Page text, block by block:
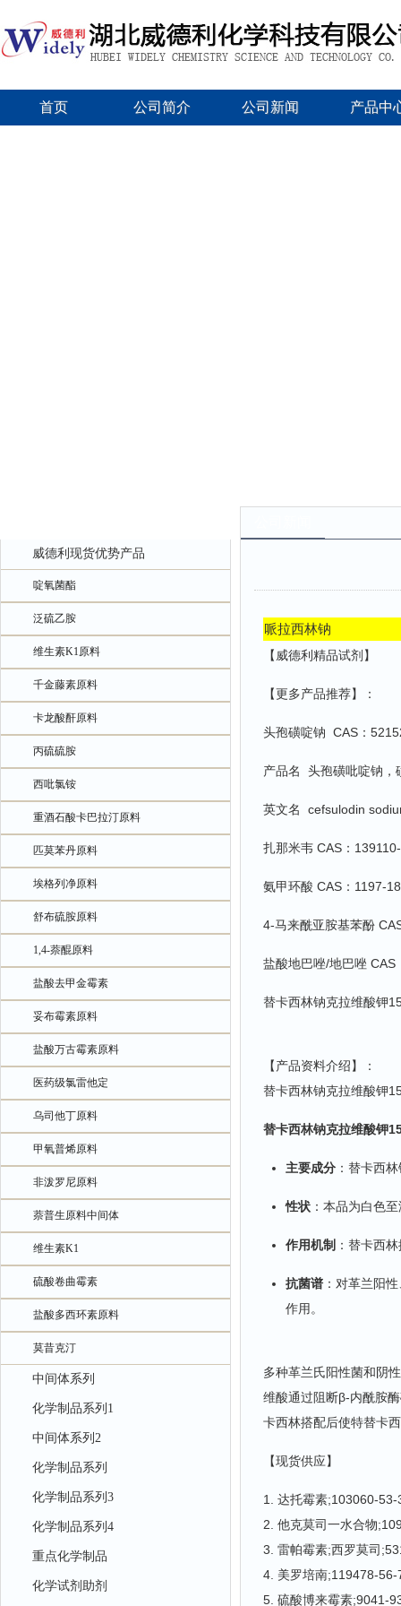
首页 公司简介 公司新闻 产品中
威德利现货优势产品
啶氧菌酯
泛硫乙胺
维生素K1原料
千金藤素原料
卡龙酸酐原料
丙硫硫胺
西吡氯铵
重酒石酸卡巴拉汀原料
匹莫苯丹原料
埃格列净原料
舒布硫胺原料
1,4-萘醌原料
盐酸去甲金霉素
妥布霉素原料
盐酸万古霉素原料
医药级氯雷他定
乌司他丁原料
甲氧普烯原料
非泼罗尼原料
萘普生原料中间体
维生素K1
硫酸卷曲霉素
盐酸多西环素原料
莫昔克汀
中间体系列
化学制品系列1
中间体系列2
化学制品系列
化学制品系列3
化学制品系列4
重点化学制品
化学试剂助剂
哌拉西林钠
【威德利精品试剂】
【更多产品推荐】：
头孢磺啶钠 CAS：
产品名 头孢磺吡啶钠，
英文名 cefsulodin
扎那米韦 CAS：
氨甲环酸 CAS：1197-
4-马来酰亚胺基苯酚
盐酸地巴唑/地巴唑
替卡西林钠克拉维酸钾
【产品资料介绍】：
替卡西林钠克拉维酸钾
替卡西林钠克拉维酸钾
主要成分 ：替卡西
性状 ：本品为白色
作用机制 ：替卡西
抗菌谱 ：对革兰阳
作用。
多种革兰氏阳性菌和阴
维酸通过阻断β-内酰胺
卡西林搭配后使特替卡
【现货供应】
1. 达托霉素;103060-53-
2. 他克莫司一水合物
3. 雷帕霉素;西罗莫司
4. 美罗培南;119478-56-
5. 硫酸博来霉素;9041-